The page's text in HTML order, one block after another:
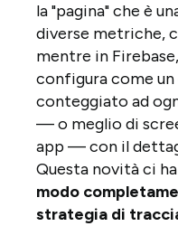
la "pagina" che è
diverse metriche,
mentre in
configura come
conteggiato ad
— o meglio di
app — con il
Questa novità ci
modo
strategia di